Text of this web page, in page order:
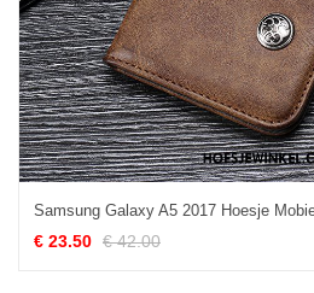
€ 23.50 € 42.00